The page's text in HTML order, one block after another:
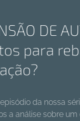
DE
para
da nossa
a análise sobre